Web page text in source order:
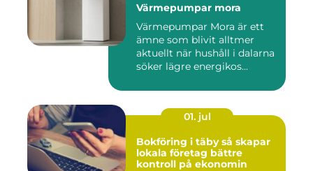
Värmepumpar mora
Värmepumpar Mora är ett
ämne som blivit alltmer
aktuellt när hushåll i dalarna
söker lägre energikos...
01. jul
Bokföring i täby så skapar
lokala företag bättre
kontroll på ekonomin